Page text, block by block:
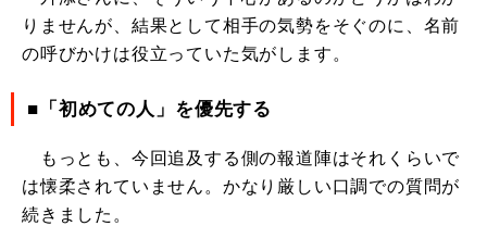
りませんが、結果として相手の気勢をそぐのに、名前
の呼びかけは役立っていた気がします。
■「初めての人」を優先する
もっとも、今回追及する側の報道陣はそれくらいで
は懐柔されていません。かなり厳しい口調での質問が
続きました。